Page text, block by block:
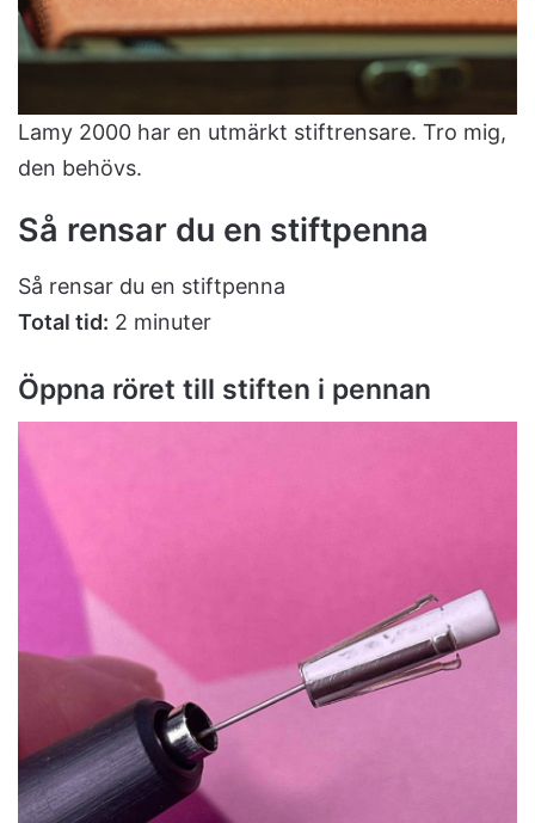
Lamy 2000 har en utmärkt stiftrensare. Tro mig,
den behövs.
Så rensar du en stiftpenna
Så rensar du en stiftpenna
Total tid: 2 minuter
Öppna röret till stiften i pennan